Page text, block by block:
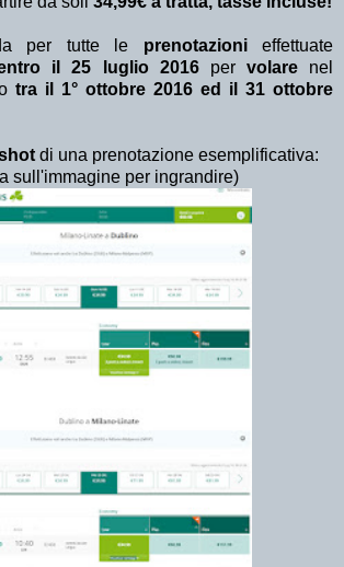
per tutte le prenotazionieffettuate
il 25 luglio 2016 per volare nel
tra il 1° ottobre 2016 ed il 31 ottobre
di una prenotazione esemplificativa:
sull'immagine per ingrandire)